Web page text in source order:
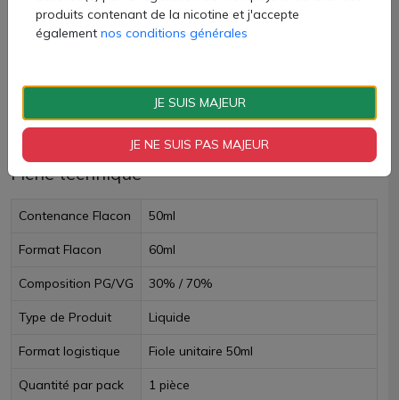
AJOUTER À MON PANIER
Livraison sous 24h
Fiche technique
Contenance Flacon 50ml
Format Flacon 60ml
Composition PG/VG 30% / 70%
Type de Produit Liquide
Format logistique Fiole unitaire 50ml
Quantité par pack 1 pièce
produits contenant de la nicotine et j'accepte
également nos conditions générales
JE SUIS MAJEUR
JE NE SUIS PAS MAJEUR